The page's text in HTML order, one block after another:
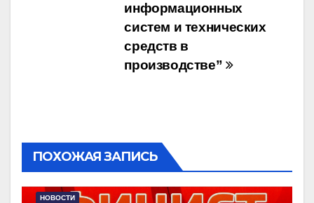
информационных
систем и технических
средств в
производстве”
ПОХОЖАЯ ЗАПИСЬ
НОВОСТИ